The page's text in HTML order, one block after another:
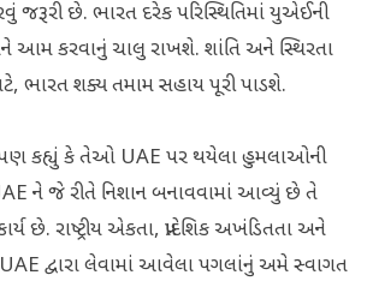
જરૂરી છે. ભારત દરેક પરિસ્થિતિમાં યુએઈની
કરવાનું ચાલુ રાખશે. શાંતિ અને સ્થિરતા
ભારત શક્ય તમામ સહાય પૂરી પાડશે.
કહ્યું કે તેઓ UAE પર થયેલા હુમલાઓની
ને જે રીતે નિશાન બનાવવામાં આવ્યું છે તે
છે. રાષ્ટ્રીય એકતા, પ્રાદેશિક અખંડિતતા અને
UAE દ્વારા લેવામાં આવેલા પગલાંનું અમે સ્વાગત